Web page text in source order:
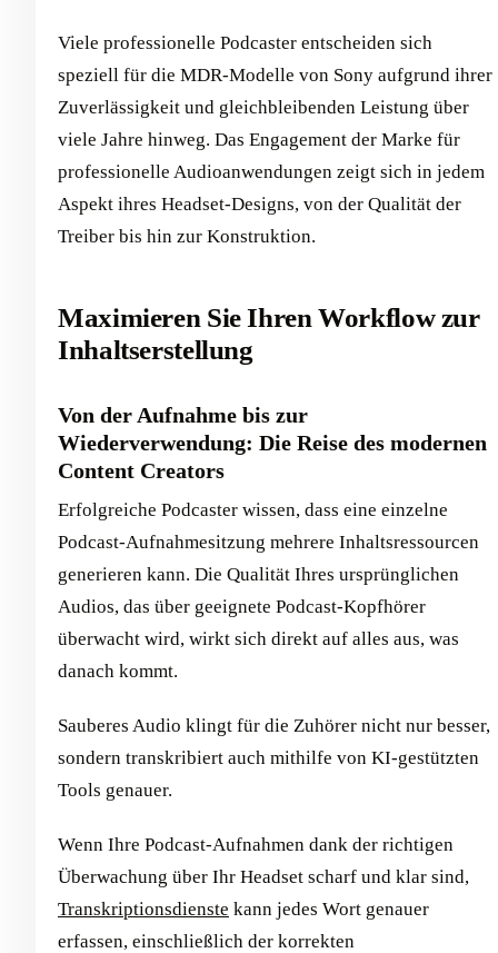
Viele professionelle Podcaster entscheiden sich
speziell für die MDR-Modelle von Sony aufgrund ihrer
Zuverlässigkeit und gleichbleibenden Leistung über
viele Jahre hinweg. Das Engagement der Marke für
professionelle Audioanwendungen zeigt sich in jedem
Aspekt ihres Headset-Designs, von der Qualität der
Treiber bis hin zur Konstruktion.
Maximieren Sie Ihren Workflow zur
Inhaltserstellung
Von der Aufnahme bis zur
Wiederverwendung: Die Reise des modernen
Content Creators
Erfolgreiche Podcaster wissen, dass eine einzelne
Podcast-Aufnahmesitzung mehrere Inhaltsressourcen
generieren kann. Die Qualität Ihres ursprünglichen
Audios, das über geeignete Podcast-Kopfhörer
überwacht wird, wirkt sich direkt auf alles aus, was
danach kommt.
Sauberes Audio klingt für die Zuhörer nicht nur besser,
sondern transkribiert auch mithilfe von KI-gestützten
Tools genauer.
Wenn Ihre Podcast-Aufnahmen dank der richtigen
Überwachung über Ihr Headset scharf und klar sind,
Transkriptionsdienste kann jedes Wort genauer
erfassen, einschließlich der korrekten